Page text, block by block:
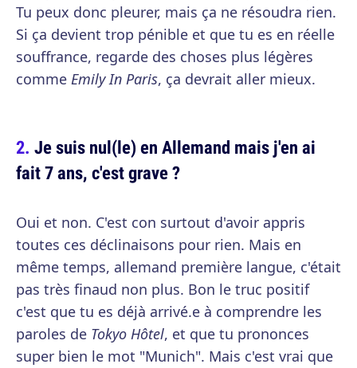
Tu peux donc pleurer, mais ça ne résoudra rien.
Si ça devient trop pénible et que tu es en réelle
souffrance, regarde des choses plus légères
comme Emily In Paris, ça devrait aller mieux.
Je suis nul(le) en Allemand mais j'en ai
fait 7 ans, c'est grave ?
Oui et non. C'est con surtout d'avoir appris
toutes ces déclinaisons pour rien. Mais en
même temps, allemand première langue, c'était
pas très finaud non plus. Bon le truc positif
c'est que tu es déjà arrivé.e à comprendre les
paroles de Tokyo Hôtel, et que tu prononces
super bien le mot "Munich". Mais c'est vrai que